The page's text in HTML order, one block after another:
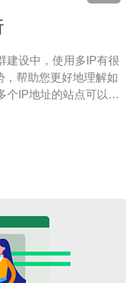
，帮助您更好地理解如
。 当一个IP被